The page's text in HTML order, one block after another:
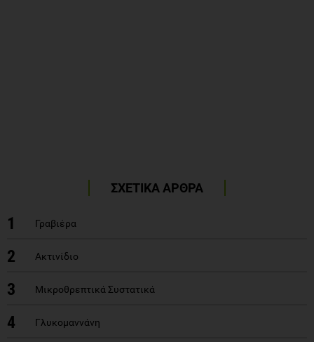
ΣΧΕΤΙΚΑ ΑΡΘΡΑ
1 Γραβιέρα
2 Ακτινίδιο
3 Μικροθρεπτικά Συστατικά
4 Γλυκομαννάνη